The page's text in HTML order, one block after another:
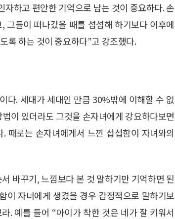
하고 편안한 기억으로 남는 것이 중요하다. 손
그들이 떠나갔을 때를 섭섭해 하기보다 이후에
록 하는 것이 중요하다”고 강조했다.
다. 세대가 세대인 만큼 30%밖에 이해할 수 없
이 있더라도 그것을 손자녀에게 강요하다보면
때로는 손자녀에게서 느낀 섭섭함이 자녀와의
바꾸기, 느낌보다 본 것 말하기만 기억하면 된
이 자녀에게 생겼을 경우 감정적으로 말하기보
. 예를 들어 “아이가 착한 것은 네가 잘 키워서